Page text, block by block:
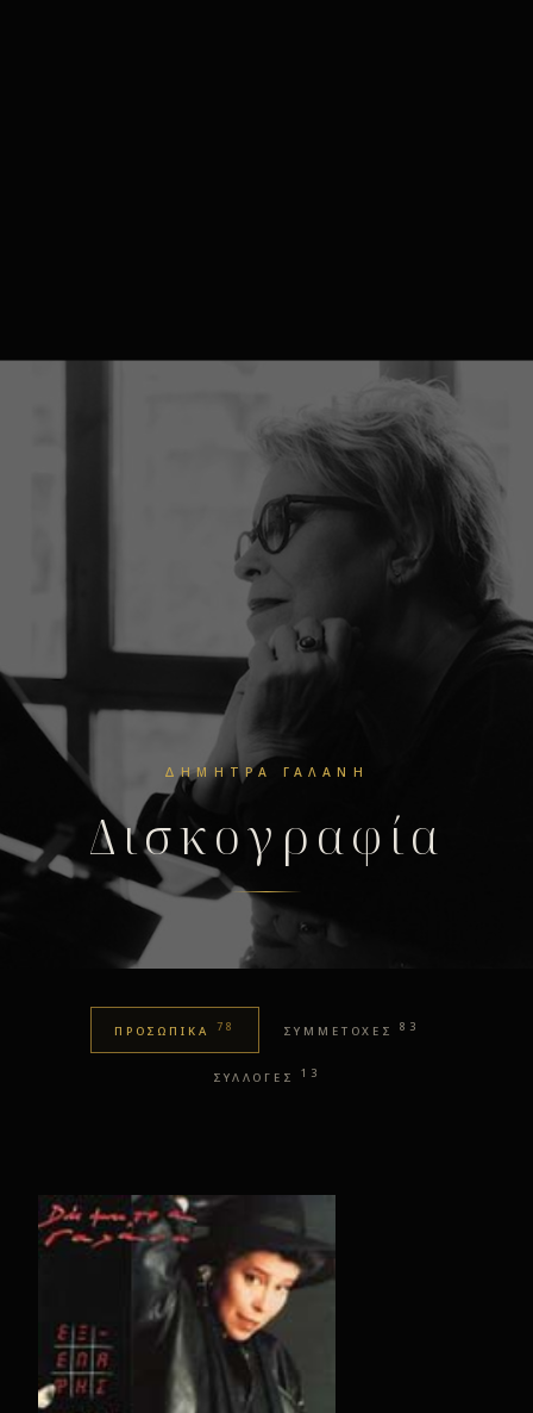
ΔΉΜΗΤΡΑ ΓΑΛΆΝΗ
Δισκογραφία
ΠΡΟΣΩΠΙΚΑ 78 ΣΥΜΜΕΤΟΧΕΣ 83
ΣΥΛΛΟΓΕΣ 13